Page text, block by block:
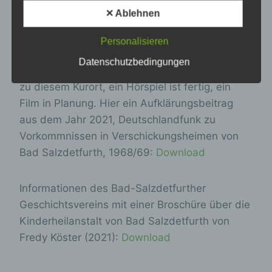
mit Informationsmöglichkeiten über
den Kongressort: Download
Es gibt bereits viel Presse und Aufmerksamkeit
zu diesem Kurort, ein Hörspiel ist fertig, ein
Film in Planung. Hier ein Aufklärungsbeitrag
aus dem Jahr 2021, Deutschlandfunk zu
Vorkommnissen in Verschickungsheimen von
Bad Salzdetfurth, 1968/69: Download
Informationen des Bad-Salzdetfurther
Geschichtsvereins mit einer Broschüre über die
Kinderheilanstalt von Bad Salzdetfurth von
Fredy Köster (2021): Download
Zusammenhang mit personenbezogenen
Daten wie das Erheben, das Erfassen, die
Organisation, das Ordnen, die Speicherung,
die Anpassung oder Veränderung, das
die Offenlegung durch Übermittlung,
Bereitstellung, den Abgleich oder die
Verknüpfung, die Einschränkung, das
Löschen oder die Vernichtung.
d) Einschränkung der Verarbeitung
Einschränkung der Verarbeitung ist die
personenbezogener Daten mit dem Ziel, ihre
künftige Verarbeitung einzuschränken.
✕ Ablehnen
Personalisieren
Datenschutzbedingungen